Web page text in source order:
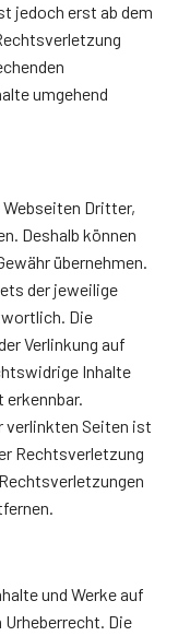
jedoch erst ab dem
umgehend
Dritter,
Deshalb können
übernehmen.
der jeweilige
Die
Verlinkung auf
Inhalte
erkennbar.
verlinkten Seiten ist
Rechtsverletzung
und Werke auf
Die